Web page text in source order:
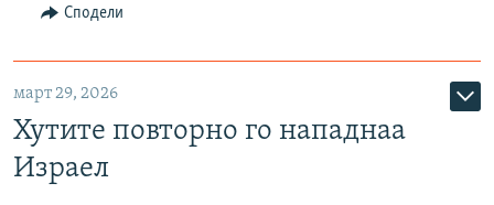
Сподели
март 29, 2026
Хутите повторно го нападнаа
Израел